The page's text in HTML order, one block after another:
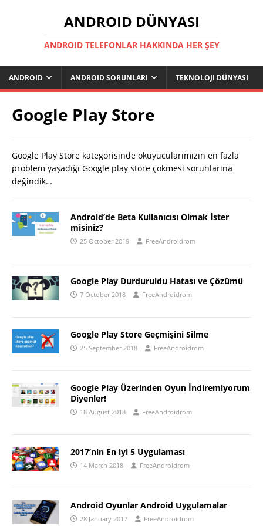
ANDROID DÜNYASI
ANDROID TELEFONLAR HAKKINDA HER ŞEY
ANDROID ANDROID SORUNLARI TEKNOLOJI DÜNYASI
Google Play Store
Google Play Store kategorisinde okuyucularımızın en fazla
problem yaşadığı Google play store çökmesi sorunlarına
değindik…
Android’de Beta Kullanıcısı Olmak İster
misiniz?
25 October 2019 FreeAndroidrom
Google Play Durduruldu Hatası ve Çözümü
7 October 2018 FreeAndroidrom
Google Play Store Geçmişini Silme
25 September 2018 FreeAndroidrom
Google Play Üzerinden Oyun İndiremiyorum
Diyenler!
18 August 2018 FreeAndroidrom
2017’nin En iyi 5 Uygulaması
14 March 2018 FreeAndroidrom
Android Oyunlar Android Uygulamalar
28 January 2017 FreeAndroidrom